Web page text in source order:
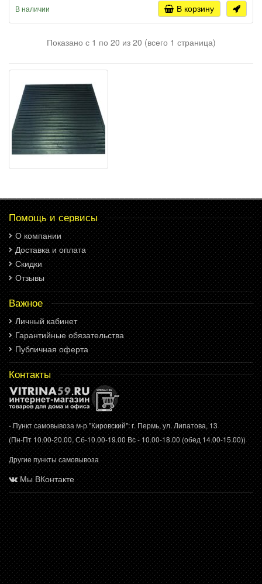
В наличии В корзину
Показано с 1 по 20 из 20 (всего 1 страница)
Помощь и сервисы
О компании
Доставка и оплата
Скидки
Отзывы
Важное
Личный кабинет
Гарантийные обязательства
Публичная оферта
Контакты
- Пункт самовывоза м-р "Кировский": г. Пермь, ул. Липатова, 13
(Пн-Пт 10.00-20.00, Сб-10.00-19.00 Вс - 10.00-18.00 (обед 14.00-15.00))
Другие пункты самовывоза
Мы ВКонтакте